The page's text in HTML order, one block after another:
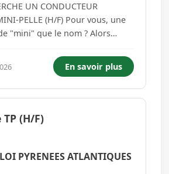
UN CONDUCTEUR
(H/F) Pour vous, une
"mini" que le nom ? Alors
conducteur d'engins TP
pelle pour intervenir sur
En savoir plus
(H/F)
PYRENEES ATLANTIQUES